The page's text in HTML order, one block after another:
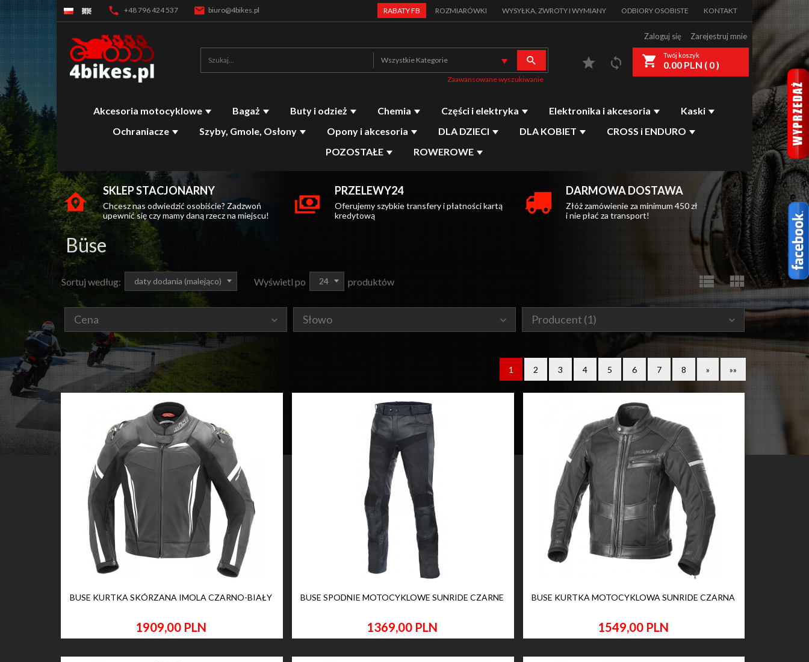
+48 796 424 537 biuro@4bikes.pl RABATY FB ROZMIARÓWKI WYSYŁKA, ZWROTY I WYMIANY ODBIORY OSOBISTE KONTAKT
categories_searcher
Wszystkie Kategorie
Zaawansowane wyszukiwanie
Zaloguj się Zarejestruj mnie
Twój koszyk
0.00 PLN ( 0)
Akcesoria motocyklowe Bagaż Buty i odzież Chemia Części i elektryka Elektronika i akcesoria
Kaski
Ochraniacze
Szyby, Gmole, Osłony Opony i akcesoria DLA DZIECI DLA KOBIET
CROSS i ENDURO
POZOSTAŁE
ROWEROWE
SKLEP STACJONARNY
Chcesz nas odwiedzić osobiście? Zadzwoń
upewnić się czy mamy daną rzecz na miejscu!
PRZELEWY24
Oferujemy szybkie transfery i płatności kartą
kredytową
DARMOWA DOSTAWA
Złóż zamówienie za minimum 450 zł
i nie płać za transport!
Büse
Sortuj według: sortdaty dodania (malejąco) Wyświetl po pop24 produktów
Cena Słowo Producent
1 2 3 4 5 6 7 8 » »»
BUSE KURTKA SKÓRZANA IMOLA CZARNO-BIAŁY
1909,00 PLN
BUSE SPODNIE MOTOCYKLOWE SUNRIDE CZARNE
1369,00 PLN
BUSE KURTKA MOTOCYKLOWA SUNRIDE CZARNA
1549,00 PLN